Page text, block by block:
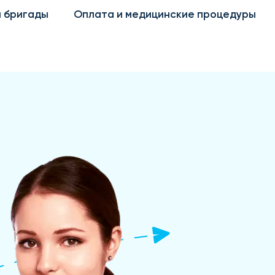
бригады Оплата и медицинские процедуры